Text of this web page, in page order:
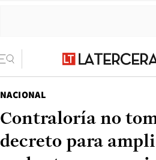
NACIONAL
Contraloría no
decreto para